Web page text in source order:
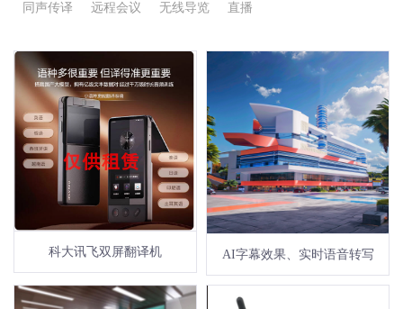
同声传译 远程会议 无线导览 直播
科大讯飞双屏翻译机 AI字幕效果、实时语音转写